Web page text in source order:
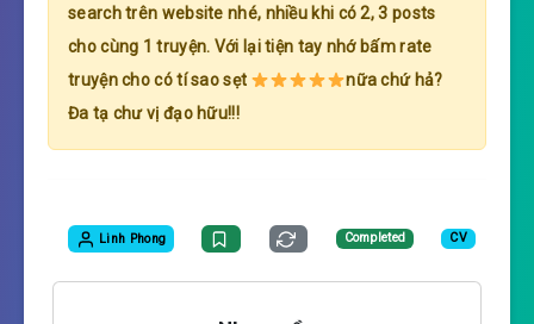
search trên website nhé, nhiều khi có 2, 3 posts
cho cùng 1 truyện. Với lại tiện tay nhớ bấm rate
truyện cho có tí sao sẹt
nữa chứ hả?
Đa tạ chư vị đạo hữu!!!
Linh Phong Completed CV